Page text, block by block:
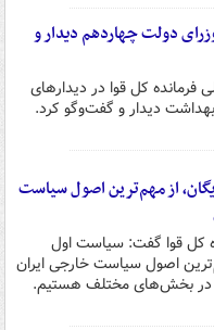
دولت چهاردهم دیدار و
فرمانده کل قوا در دیدارهای
بهداشت دیدار و گفت‌وگو کرد.
از مهم‌ترین اصول سیاست
کل قوا گفت: سیاست اول
اصول سیاست خارجی ایران
در بخش‌های مختلف هستیم.